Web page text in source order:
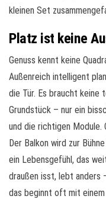
kleinen Set
Platz ist keine
Genuss kennt keine
Außenreich intelligent
die Tür. Es braucht keine
Grundstück – nur ein
und die richtigen Module.
Der Balkon wird zur
ein Lebensgefühl, das
draußen isst, lebt anders
das beginnt oft mit einem